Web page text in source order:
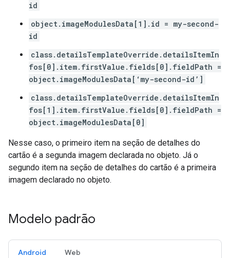
id
object.imageModulesData[1].id = my-second-
id
class.detailsTemplateOverride.detailsItemIn
fos[0].item.firstValue.fields[0].fieldPath =
object.imageModulesData[‘my-second-id’]
class.detailsTemplateOverride.detailsItemIn
fos[1].item.firstValue.fields[0].fieldPath =
object.imageModulesData[0]
Nesse caso, o primeiro item na seção de detalhes do
cartão é a segunda imagem declarada no objeto. Já o
segundo item na seção de detalhes do cartão é a primeira
imagem declarado no objeto.
Modelo padrão
Android Web